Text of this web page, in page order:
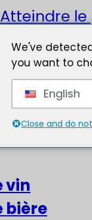
Atteindre
vin
bière
We've
you want to
English
Close and do